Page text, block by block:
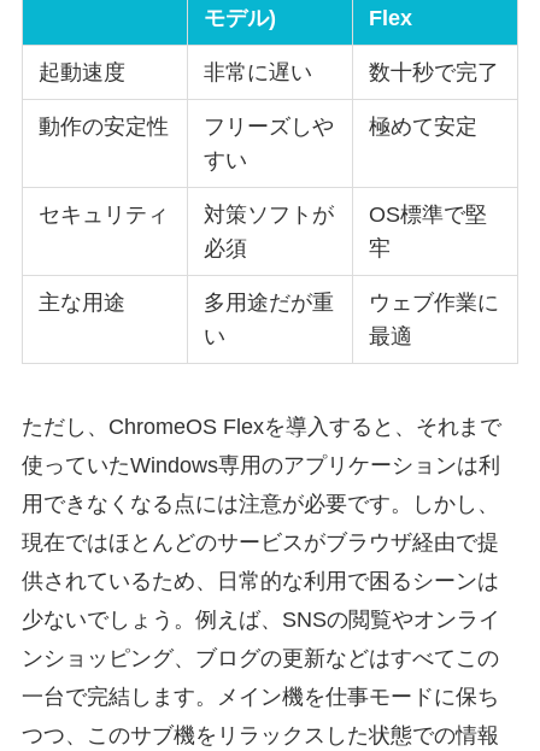
モデル) Flex
起動速度 非常に遅い 数十秒で完了
動作の安定性
フリーズしや
すい
極めて安定
セキュリティ
対策ソフトが
必須
OS標準で堅
牢
主な用途
多用途だが重
い
ウェブ作業に
最適
ただし、ChromeOS Flexを導入すると、それまで
使っていたWindows専用のアプリケーションは利
用できなくなる点には注意が必要です。しかし、
現在ではほとんどのサービスがブラウザ経由で提
供されているため、日常的な利用で困るシーンは
少ないでしょう。例えば、SNSの閲覧やオンライ
ンショッピング、ブログの更新などはすべてこの
一台で完結します。メイン機を仕事モードに保ち
つつ、このサブ機をリラックスした状態での情報